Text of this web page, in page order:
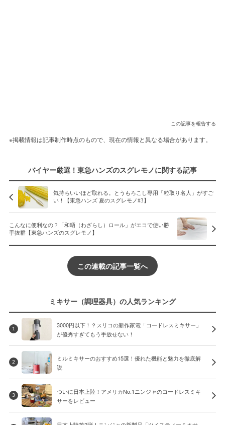
この記事を報告する
※掲載情報は記事制作時点のもので、現在の情報と異なる場合があります。
バイヤー厳選！東急ハンズのスグレモノに関する記事
気持ちいいほど取れる。とうもろこし専用「粒取り名人」がすご
い！【東急ハンズ 夏のスグレモノ#3】
こんなに便利なの？「和晒（わざらし）ロール」がエコで使い勝
手抜群【東急ハンズのスグレモノ】
この連載の記事一覧へ
ミキサー（調理器具）の人気ランキング
1
3000円以下！？スリコの新作家電「コードレスミキサー」
が優秀すぎてもう手放せない！
2
ミルミキサーのおすすめ15選！優れた機能と魅力を徹底解
説
3
ついに日本上陸！アメリカNo.1ニンジャのコードレスミキ
サーをレビュー